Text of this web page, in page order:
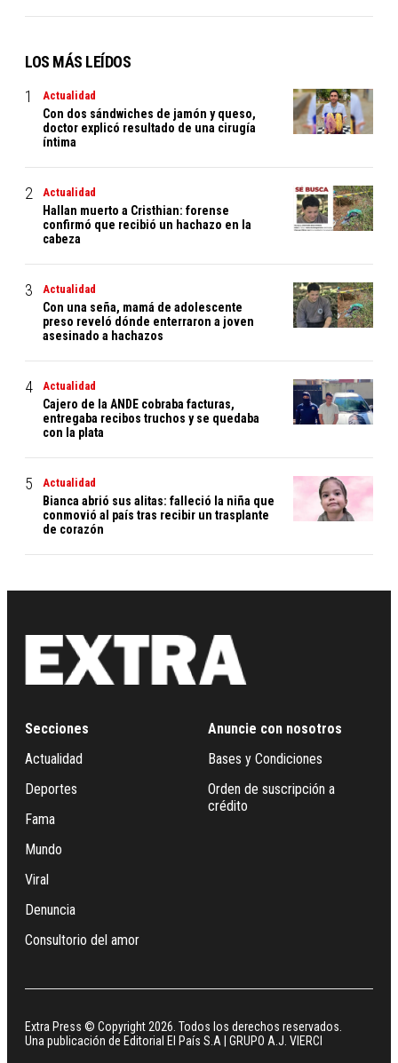
LOS MÁS LEÍDOS
Actualidad
Con dos sándwiches de jamón y queso,
doctor explicó resultado de una cirugía
íntima
Actualidad
Hallan muerto a Cristhian: forense
confirmó que recibió un hachazo en la
cabeza
Actualidad
Con una seña, mamá de adolescente
preso reveló dónde enterraron a joven
asesinado a hachazos
Actualidad
Cajero de la ANDE cobraba facturas,
entregaba recibos truchos y se quedaba
con la plata
Actualidad
Bianca abrió sus alitas: falleció la niña que
conmovió al país tras recibir un trasplante
de corazón
Secciones
Actualidad
Deportes
Fama
Mundo
Viral
Denuncia
Consultorio del amor
Anuncie con nosotros
Bases y Condiciones
Orden de suscripción a
crédito
Extra Press © Copyright 2026. Todos los derechos reservados.
Una publicación de Editorial El País S.A | GRUPO A.J. VIERCI